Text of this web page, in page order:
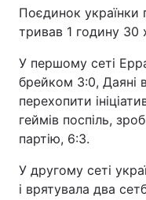
Поєдинок українки
тривав 1 годину 30
У першому сеті
брейком 3:0, Даяні
перехопити
геймів поспіль,
партію, 6:3.
У другому сеті
і врятувала два